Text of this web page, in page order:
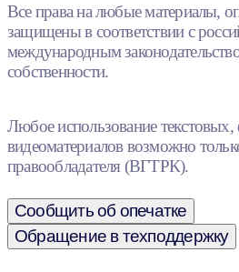
Все права на любые материалы,
защищены в соответствии с
международным
собственности.
Любое использование
видеоматериалов возможно
правообладателя (ВГТРК).
Сообщить об опечатке
Обращение в техподдержку